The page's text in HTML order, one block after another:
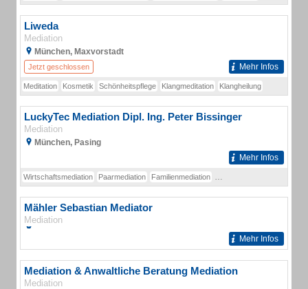
Liweda
Mediation
München, Maxvorstadt
Jetzt geschlossen Mehr Infos
Meditation Kosmetik Schönheitspflege Klangmeditation Klangheilung
LuckyTec Mediation Dipl. Ing. Peter Bissinger
Mediation
München, Pasing
Mehr Infos
Wirtschaftsmediation Paarmediation Familienmediation
Mähler Sebastian Mediator
Mediation
Mehr Infos
Mediation & Anwaltliche Beratung Mediation
Mediation